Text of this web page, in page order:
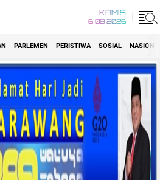
KAMIS
6 08 2026
PARLEMEN PERISTIWA SOSIAL